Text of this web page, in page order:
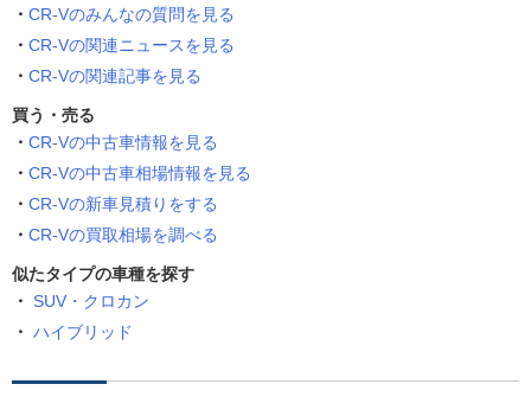
CR-Vのみんなの質問を見る
CR-Vの関連ニュースを見る
CR-Vの関連記事を見る
買う・売る
CR-Vの中古車情報を見る
CR-Vの中古車相場情報を見る
CR-Vの新車見積りをする
CR-Vの買取相場を調べる
似たタイプの車種を探す
SUV・クロカン
ハイブリッド